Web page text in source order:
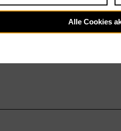
Alle Cookies